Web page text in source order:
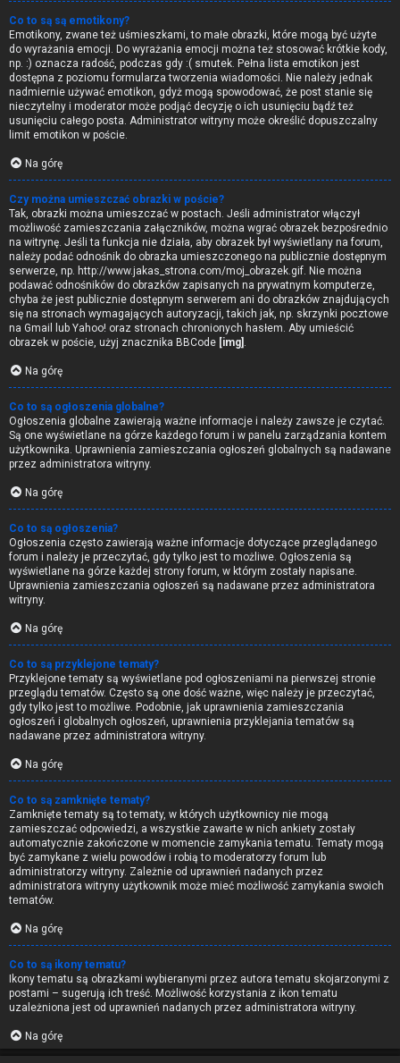
Co to są są emotikony?
Emotikony, zwane też uśmieszkami, to małe obrazki, które mogą być użyte
do wyrażania emocji. Do wyrażania emocji można też stosować krótkie kody,
np. :) oznacza radość, podczas gdy :( smutek. Pełna lista emotikon jest
dostępna z poziomu formularza tworzenia wiadomości. Nie należy jednak
nadmiernie używać emotikon, gdyż mogą spowodować, że post stanie się
nieczytelny i moderator może podjąć decyzję o ich usunięciu bądź też
usunięciu całego posta. Administrator witryny może określić dopuszczalny
limit emotikon w poście.
Na górę
Czy można umieszczać obrazki w poście?
Tak, obrazki można umieszczać w postach. Jeśli administrator włączył
możliwość zamieszczania załączników, można wgrać obrazek bezpośrednio
na witrynę. Jeśli ta funkcja nie działa, aby obrazek był wyświetlany na forum,
należy podać odnośnik do obrazka umieszczonego na publicznie dostępnym
serwerze, np. http://www.jakas_strona.com/moj_obrazek.gif. Nie można
podawać odnośników do obrazków zapisanych na prywatnym komputerze,
chyba że jest publicznie dostępnym serwerem ani do obrazków znajdujących
się na stronach wymagających autoryzacji, takich jak, np. skrzynki pocztowe
na Gmail lub Yahoo! oraz stronach chronionych hasłem. Aby umieścić
obrazek w poście, użyj znacznika BBCode [img] .
Na górę
Co to są ogłoszenia globalne?
Ogłoszenia globalne zawierają ważne informacje i należy zawsze je czytać.
Są one wyświetlane na górze każdego forum i w panelu zarządzania kontem
użytkownika. Uprawnienia zamieszczania ogłoszeń globalnych są nadawane
przez administratora witryny.
Na górę
Co to są ogłoszenia?
Ogłoszenia często zawierają ważne informacje dotyczące przeglądanego
forum i należy je przeczytać, gdy tylko jest to możliwe. Ogłoszenia są
wyświetlane na górze każdej strony forum, w którym zostały napisane.
Uprawnienia zamieszczania ogłoszeń są nadawane przez administratora
witryny.
Na górę
Co to są przyklejone tematy?
Przyklejone tematy są wyświetlane pod ogłoszeniami na pierwszej stronie
przeglądu tematów. Często są one dość ważne, więc należy je przeczytać,
gdy tylko jest to możliwe. Podobnie, jak uprawnienia zamieszczania
ogłoszeń i globalnych ogłoszeń, uprawnienia przyklejania tematów są
nadawane przez administratora witryny.
Na górę
Co to są zamknięte tematy?
Zamknięte tematy są to tematy, w których użytkownicy nie mogą
zamieszczać odpowiedzi, a wszystkie zawarte w nich ankiety zostały
automatycznie zakończone w momencie zamykania tematu. Tematy mogą
być zamykane z wielu powodów i robią to moderatorzy forum lub
administratorzy witryny. Zależnie od uprawnień nadanych przez
administratora witryny użytkownik może mieć możliwość zamykania swoich
tematów.
Na górę
Co to są ikony tematu?
Ikony tematu są obrazkami wybieranymi przez autora tematu skojarzonymi z
postami – sugerują ich treść. Możliwość korzystania z ikon tematu
uzależniona jest od uprawnień nadanych przez administratora witryny.
Na górę